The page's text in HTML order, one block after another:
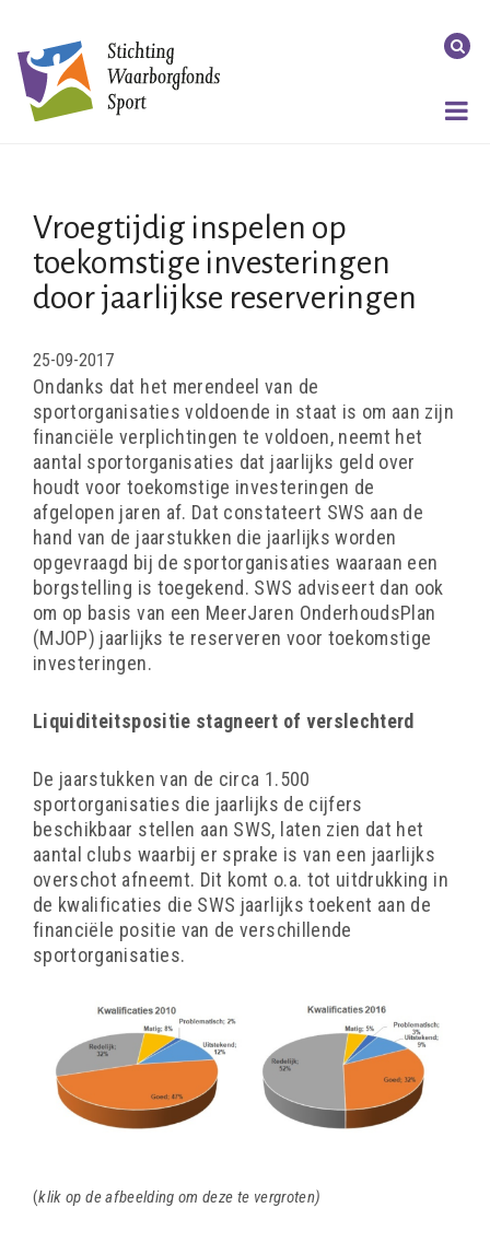
Vroegtijdig inspelen op
toekomstige investeringen
door jaarlijkse reserveringen
25-09-2017
Ondanks dat het merendeel van de
sportorganisaties voldoende in staat is om aan zijn
financiële verplichtingen te voldoen, neemt het
aantal sportorganisaties dat jaarlijks geld over
houdt voor toekomstige investeringen de
afgelopen jaren af. Dat constateert SWS aan de
hand van de jaarstukken die jaarlijks worden
opgevraagd bij de sportorganisaties waaraan een
borgstelling is toegekend. SWS adviseert dan ook
om op basis van een MeerJaren OnderhoudsPlan
(MJOP) jaarlijks te reserveren voor toekomstige
investeringen.
Liquiditeitspositie stagneert of verslechterd
De jaarstukken van de circa 1.500
sportorganisaties die jaarlijks de cijfers
beschikbaar stellen aan SWS, laten zien dat het
aantal clubs waarbij er sprake is van een jaarlijks
overschot afneemt. Dit komt o.a. tot uitdrukking in
de kwalificaties die SWS jaarlijks toekent aan de
financiële positie van de verschillende
sportorganisaties.
(klik op de afbeelding om deze te vergroten)